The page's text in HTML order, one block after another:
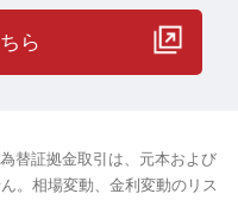
ら
替証拠金取引は、元本および
。相場変動、金利変動のリス